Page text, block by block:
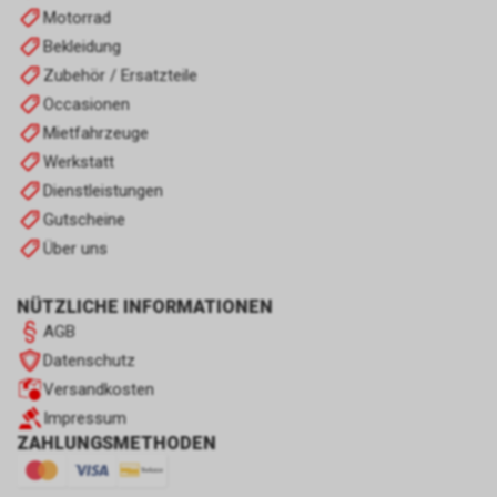
Motorrad
Bekleidung
Zubehör / Ersatzteile
Occasionen
Mietfahrzeuge
Werkstatt
Dienstleistungen
Gutscheine
Über uns
NÜTZLICHE INFORMATIONEN
AGB
Datenschutz
Versandkosten
Impressum
ZAHLUNGSMETHODEN